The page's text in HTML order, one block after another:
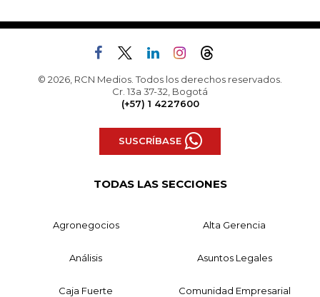
© 2026, RCN Medios. Todos los derechos reservados.
Cr. 13a 37-32, Bogotá
(+57) 1 4227600
SUSCRÍBASE
TODAS LAS SECCIONES
Agronegocios Alta Gerencia
Análisis Asuntos Legales
Caja Fuerte Comunidad Empresarial